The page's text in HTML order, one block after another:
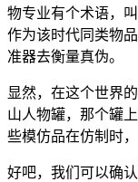
物专业有个术语，
作为该时代同类物
准器去衡量真伪。
显然，在这个世界
山人物罐，那个罐
些模仿品在仿制时
好吧，我们可以确